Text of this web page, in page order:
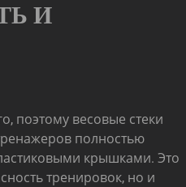
И
поэтому весовые стеки
полностью
крышками. Это
тренировок, но и